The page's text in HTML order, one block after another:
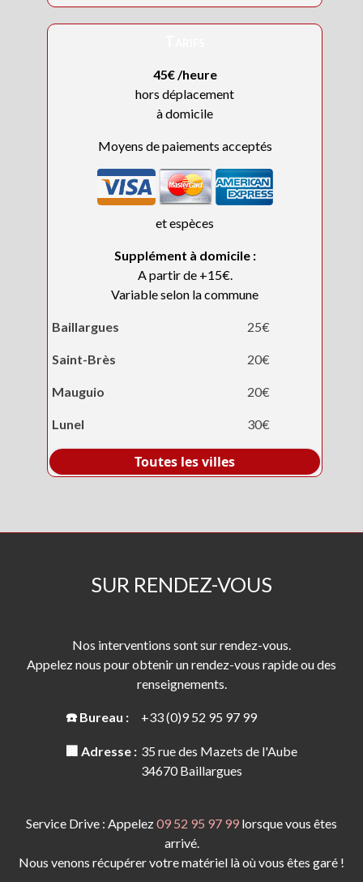
45€ /heure
hors déplacement
à domicile
Moyens de paiements acceptés
et espèces
Supplément à domicile :
A partir de +15€.
Variable selon la commune
Baillargues 25€
Saint-Brès 20€
Mauguio 20€
Lunel 30€
Toutes les villes
SUR RENDEZ-VOUS
Nos interventions sont sur rendez-vous.
Appelez nous pour obtenir un rendez-vous rapide ou des
renseignements.
☎️ Bureau : +33 (0)9 52 95 97 99
🏢 Adresse : 35 rue des Mazets de l'Aube
34670 Baillargues
Service Drive : Appelez09 52 95 97 99 lorsque vous êtes
arrivé.
Nous venons récupérer votre matériel là où vous êtes garé !